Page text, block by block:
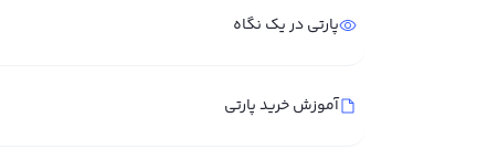
پارتی در یک نگاه
آموزش خرید پارتی